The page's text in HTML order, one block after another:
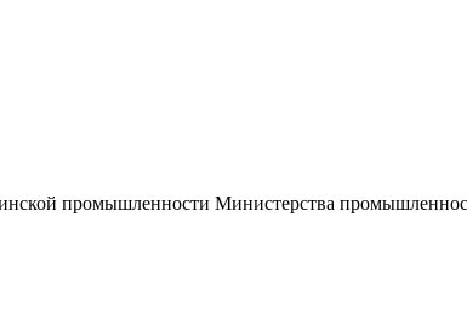
промышленности Министерства